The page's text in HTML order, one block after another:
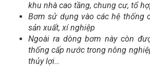
khu nhà cao tầng, chung cư, tổ
Bơm sử dụng vào các hệ thống
sản xuất, xí nghiệp
Ngoài ra dòng bơm này còn
thống cấp nước trong nông
thủy lợi…